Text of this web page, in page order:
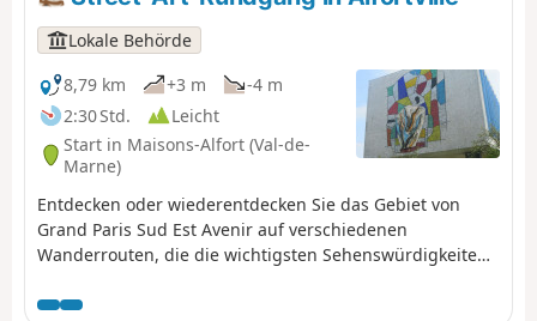
der Nähe der gleichnamigen Brücke erreicht.
Lokale Behörde
8,79 km
+3 m
-4 m
2:30 Std.
Leicht
Start in Maisons-Alfort (Val-de-
Marne)
Entdecken oder wiederentdecken Sie das Gebiet von
Grand Paris Sud Est Avenir auf verschiedenen
Wanderrouten, die die wichtigsten Sehenswürdigkeiten
Gemeinden mit ihren ungewöhnlichen und einzigartigen